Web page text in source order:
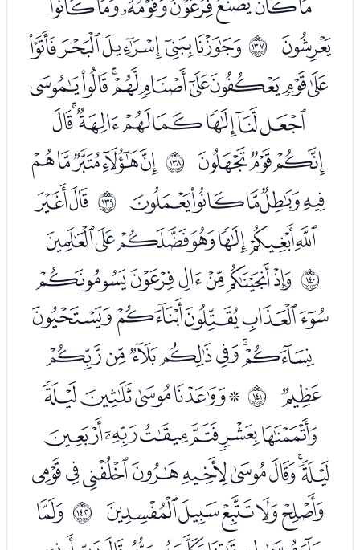
ﯴ ﲈﭑﭒﭓﭔﭕ
ﭖﭗﭘﭙﭚﭛﭜﭝﭞ
ﭟﭠﭡﭢﭣﭤﭥﭦ
ﭧﭨﭩ ﲉﭫﭬﭭﭮﭯ
ﭰﭱﭲﭳﭴ ﲊ ﭶﭷ
ﭸﭹﭺﭻﭼﭽﭾ
ﲋ ﮀﮁﮂﮃﮄﮅ
ﮆﮇﮈﮉﮊ
ﮋﮌﮍﮎﮏﮐﮑ
ﮒ ﲌ ﮔﮕﮖﮗﮘ
ﮙﮚﮛﮜﮝﮞ
ﮟﮠﮡﮢﮣﮤﮥﮦﮧ
ﮨﮩﮪﮫﮬ ﲍ ﮮ